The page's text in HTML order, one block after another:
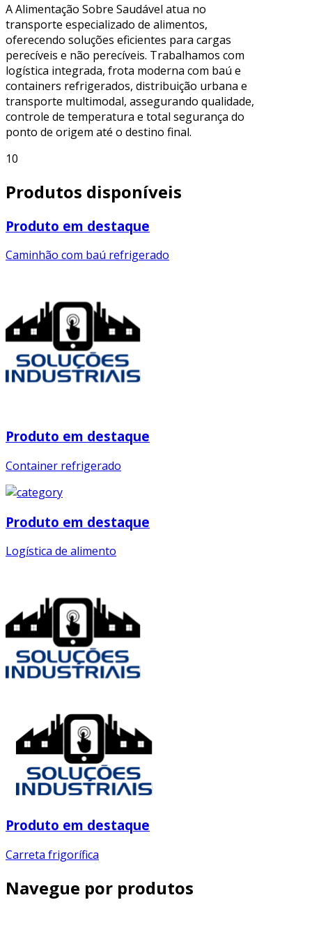
A Alimentação Sobre Saudável atua no
transporte especializado de alimentos,
oferecendo soluções eficientes para cargas
perecíveis e não perecíveis. Trabalhamos com
logística integrada, frota moderna com baú e
containers refrigerados, distribuição urbana e
transporte multimodal, assegurando qualidade,
controle de temperatura e total segurança do
ponto de origem até o destino final.
10
Produtos disponíveis
Produto em destaque
Caminhão com baú refrigerado
Produto em destaque
Container refrigerado
Produto em destaque
Logística de alimento
Produto em destaque
Carreta frigorífica
Navegue por produtos